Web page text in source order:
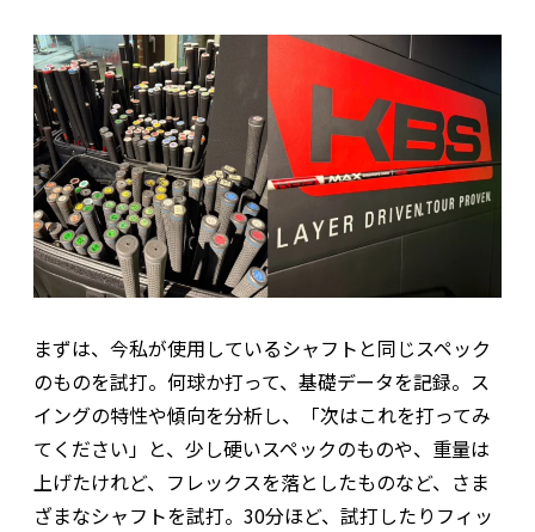
まずは、今私が使用しているシャフトと同じスペック
のものを試打。何球か打って、基礎データを記録。ス
イングの特性や傾向を分析し、「次はこれを打ってみ
てください」と、少し硬いスペックのものや、重量は
上げたけれど、フレックスを落としたものなど、さま
ざまなシャフトを試打。30分ほど、試打したりフィッ